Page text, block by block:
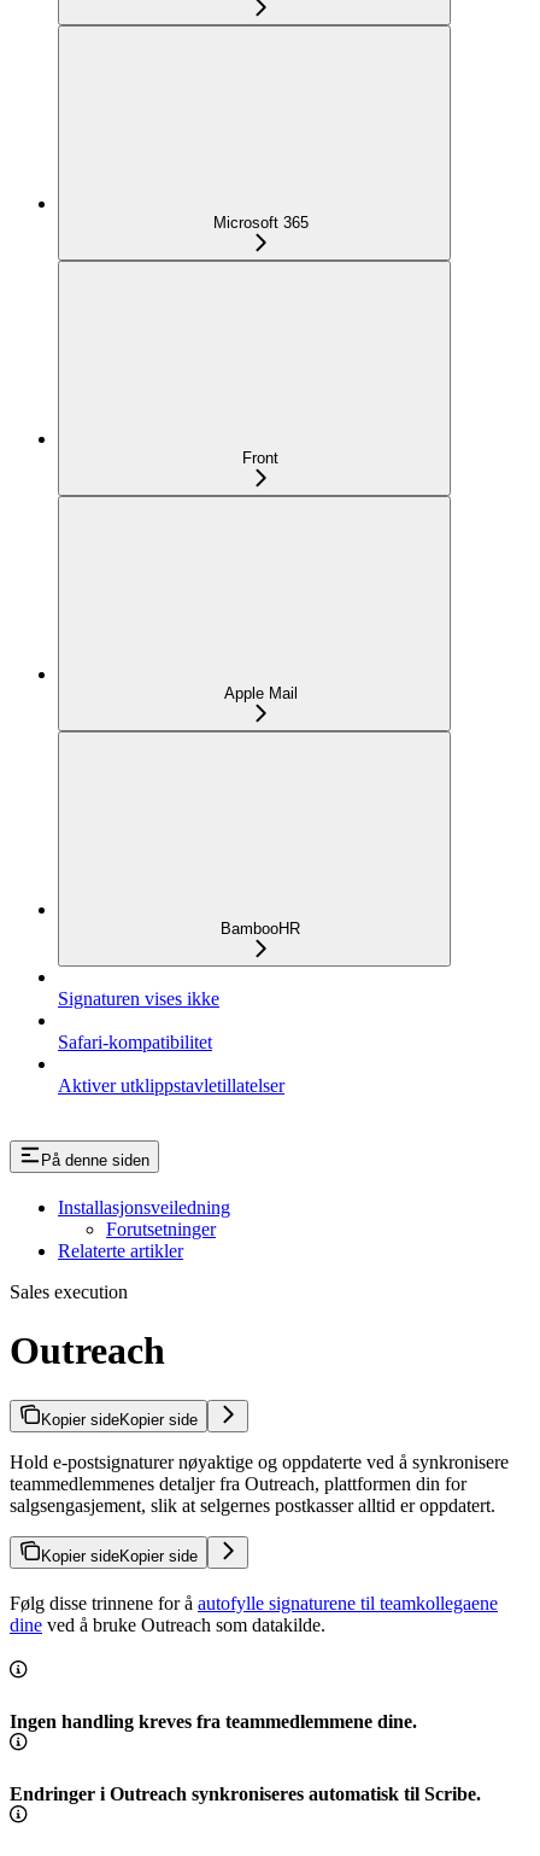
Microsoft 365
Front
Apple Mail
BambooHR
Signaturen vises ikke
Safari-kompatibilitet
Aktiver utklippstavletillatelser
På denne siden
Installasjonsveiledning
Forutsetninger
Relaterte artikler
Sales execution
Outreach
Kopier sideKopier side
Hold e-postsignaturer nøyaktige og oppdaterte ved å synkronisere
teammedlemmenes detaljer fra Outreach, plattformen din for
salgsengasjement, slik at selgernes postkasser alltid er oppdatert.
Kopier sideKopier side
Følg disse trinnene for å autofylle signaturene til teamkollegaene
dine ved å bruke Outreach som datakilde.
Ingen handling kreves fra teammedlemmene dine.
Endringer i Outreach synkroniseres automatisk til Scribe.